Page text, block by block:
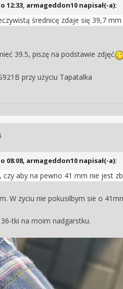
12:33, armageddon10napisał(-a):
średnicę zdaje się 39,7
39.5, piszę na podstawie zdjęć
przy użyciu Tapatalka
08:08, armageddon10napisał(-a):
czy aby na pewno 41 mm nie jest
W zyciu nie pokusilbym sie o
tki na moim nadgarstku.